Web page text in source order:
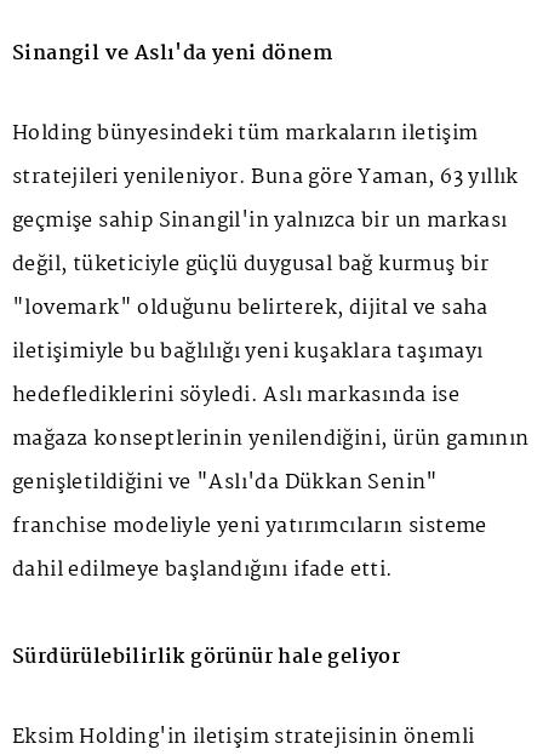
Sinangil ve Aslı'da yeni dönem
Holding bünyesindeki tüm markaların iletişim
stratejileri yenileniyor. Buna göre Yaman, 63 yıllık
geçmişe sahip Sinangil'in yalnızca bir un markası
değil, tüketiciyle güçlü duygusal bağ kurmuş bir
"lovemark" olduğunu belirterek, dijital ve saha
iletişimiyle bu bağlılığı yeni kuşaklara taşımayı
hedeflediklerini söyledi. Aslı markasında ise
mağaza konseptlerinin yenilendiğini, ürün gamının
genişletildiğini ve "Aslı'da Dükkan Senin"
franchise modeliyle yeni yatırımcıların sisteme
dahil edilmeye başlandığını ifade etti.
Sürdürülebilirlik görünür hale geliyor
Eksim Holding'in iletişim stratejisinin önemli